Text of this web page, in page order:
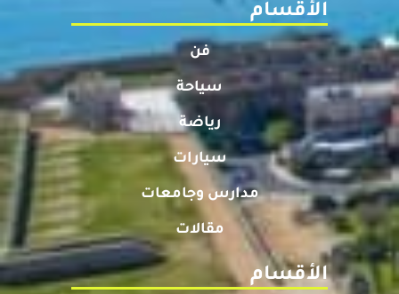
الأقسام
فن
سياحة
رياضة
سيارات
مدارس وجامعات
مقالات
الأقسام